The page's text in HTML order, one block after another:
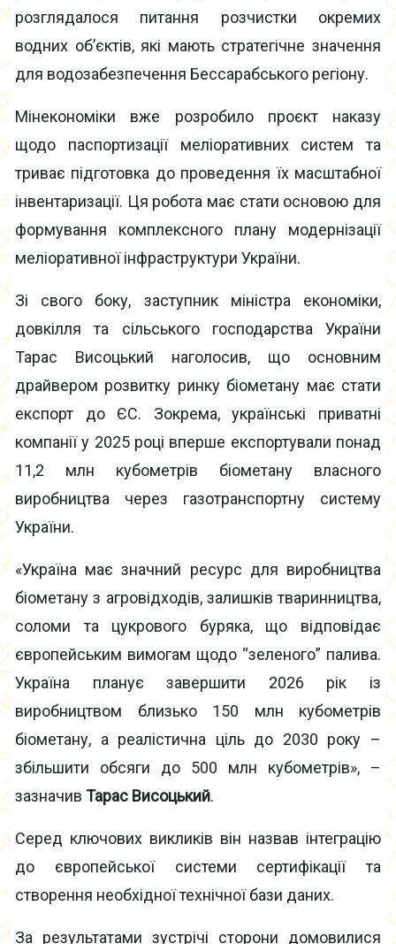
розглядалося питання розчистки окремих
водних об’єктів, які мають стратегічне значення
для водозабезпечення Бессарабського регіону.
Мінекономіки вже розробило проєкт наказу
щодо паспортизації меліоративних систем та
триває підготовка до проведення їх масштабної
інвентаризації. Ця робота має стати основою для
формування комплексного плану модернізації
меліоративної інфраструктури України.
Зі свого боку, заступник міністра економіки,
довкілля та сільського господарства України
Тарас Висоцький наголосив, що основним
драйвером розвитку ринку біометану має стати
експорт до ЄС. Зокрема, українські приватні
компанії у 2025 році вперше експортували понад
11,2 млн кубометрів біометану власного
виробництва через газотранспортну систему
України.
«Україна має значний ресурс для виробництва
біометану з агровідходів, залишків тваринництва,
соломи та цукрового буряка, що відповідає
європейським вимогам щодо “зеленого” палива.
Україна планує завершити 2026 рік із
виробництвом близько 150 млн кубометрів
біометану, а реалістична ціль до 2030 року –
збільшити обсяги до 500 млн кубометрів», –
зазначив Тарас Висоцький.
Серед ключових викликів він назвав інтеграцію
до європейської системи сертифікації та
створення необхідної технічної бази даних.
За результатами зустрічі сторони домовилися